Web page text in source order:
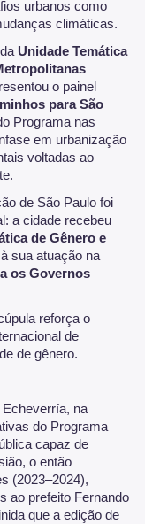
urbanos como
climáticas.
Unidade Temática
o painel
para São
Programa nas
em urbanização
voltadas ao
de São Paulo foi
a cidade recebeu
de Gênero e
sua atuação na
os Governos
reforça o
de
de gênero.
Echeverría, na
do Programa
capaz de
o então
(2023–2024),
ao prefeito Fernando
que a edição de